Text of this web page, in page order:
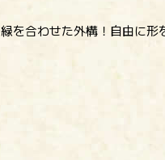
を合わせた外構！自由に